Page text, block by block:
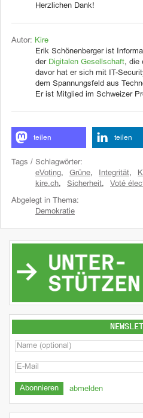
Herzlichen Dank!
Autor: Kire
Erik Schönenberger ist
der Digitalen Gesellschaft, die
davor hat er sich mit IT-
dem Spannungsfeld aus
Er ist Mitglied im Schweizer
teilen teilen
Tags / Schlagwörter:
eVoting, Grüne, Integrität,
kire.ch, Sicherheit, Voté
Abgelegt in Thema:
Demokratie
abmelden